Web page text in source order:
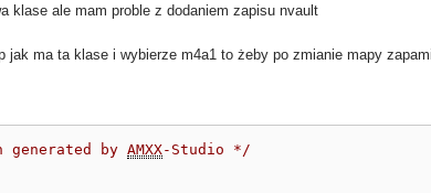
klase ale mam proble z dodaniem zapisu nvault
jak ma ta klase i wybierze m4a1 to żeby po zmianie mapy
generated by AMXX-Studio */